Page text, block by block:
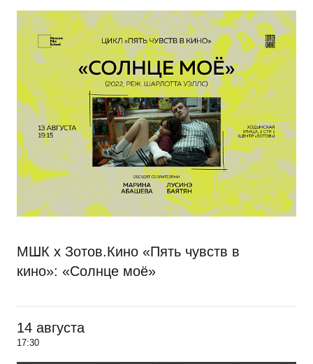
МШК х Зотов.Кино «Пять чувств в
кино»: «Солнце моё»
14 августа
17:30